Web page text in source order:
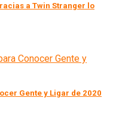
a Twin Stranger lo
Gente y Ligar de 2020